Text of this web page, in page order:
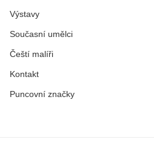
Výstavy
Současní umělci
Čeští malíři
Kontakt
Puncovní značky